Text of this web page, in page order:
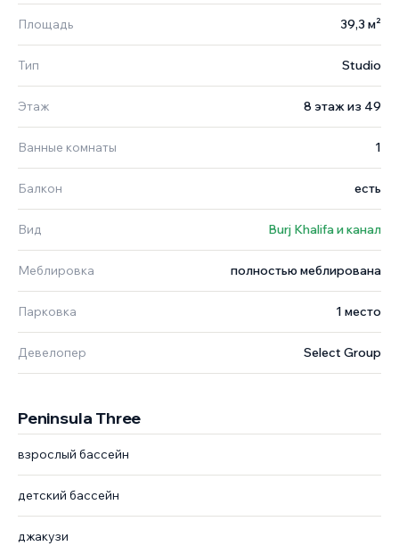
Площадь 39,3 м²
Тип Studio
Этаж 8 этаж из 49
Ванные комнаты 1
Балкон есть
Вид Burj Khalifa и канал
Меблировка полностью меблирована
Парковка 1 место
Девелопер Select Group
Peninsula Three
взрослый бассейн
детский бассейн
джакузи